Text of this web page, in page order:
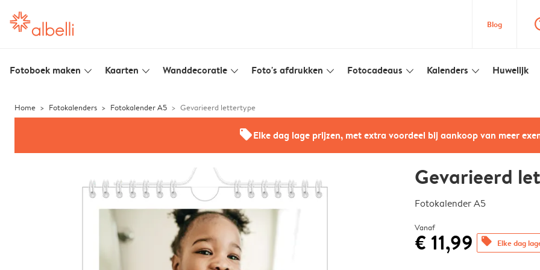
Blog
Fotoboek maken slim_arrow_down Kaarten slim_arrow_down Wanddecoratie slim_arrow_down Foto's afdrukken slim_arrow_down Fotocadeaus slim_arrow_down Kalenders slim_arrow_down Huwelijk
Home Fotokalenders Fotokalender A5 Gevarieerd lettertype
offersElke dag lage prijzen, met extra voordeel bij aankoop van meer
Gevarieerd
Fotokalender A5
Vanaf
€ 11,99 offers Elke dag